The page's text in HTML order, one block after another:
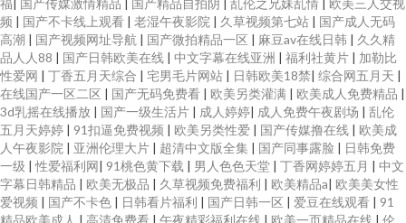
福| 国产传媒激情精品 | 国产精品自拍阴 | 乱伦之兄妹乱情 | 欧美三人交视
频 | 国产不卡线上观看 | 老湿午夜影院 | 久草视频第七站 | 国产成人无码
高潮 | 国产视频网址导航 | 国产微拍精品一区 | 麻豆av在线日韩 | 久久精
品人人88 | 国产日韩欧美在线 | 中文字幕在线亚洲 | 福利社黄片 | 加勒比
性爱网 | 丁香五月天综合 | 宅男毛片网站 | 日韩欧美18禁| 综合网五月天 |
在线国产一区二区 | 国产无码免费看 | 欧美另类灌满 | 欧美成人免费精品 |
3d乳摇在线播放 | 国产一级生活片 | 成人婷婷| 成人免费午夜剧场 | 乱伦
五月天婷婷 | 91扣逼免费视频 | 欧美另类性爱 | 国产传媒撸在线 | 欧美成
人午夜影院 | 亚洲伦理大片 | 超清中文版全集 | 国产同事露脸 | 日韩免费
一级 |性爱福利网| 91桃色黄下载 | 男人色色天堂 | 丁香网婷婷五月 | 中文
字幕日韩精品 | 欧美无极品 | 久草视频免费福利 | 欧美精品a| 欧美美女性
爱视频 | 国产不卡色 | 日韩看片福利 | 国产日韩一区 | 爱豆在线观看 | 91
精品欧美成人 | 高清免费看 | 午夜精彩福利在线 | 欧美一页精品在线 | 伦